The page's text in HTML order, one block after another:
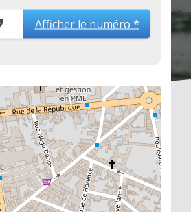
Afficher le numéro *